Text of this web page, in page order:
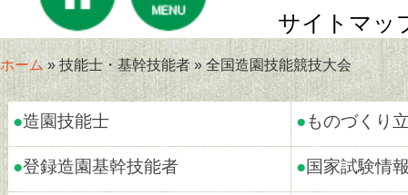
サイトマッ
ホーム» 技能士・基幹技能者 » 全国造園技能競技大会
●造園技能士 ●ものづくり
●登録造園基幹技能者 ●国家試験情